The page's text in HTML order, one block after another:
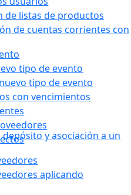
de listas de productos
de cuentas corrientes con
tipo de evento
tipo de evento
con vencimientos
depósito y asociación a un
aplicando